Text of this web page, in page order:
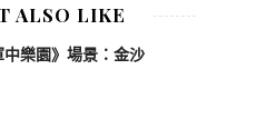
ALSO LIKE
中樂園》場景：金沙